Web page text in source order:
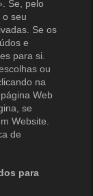
Se, pelo
seu
Se os
e
para si.
ou
na
Web
se
Website.
de
para